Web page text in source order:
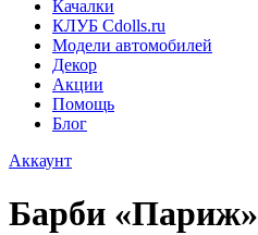
Качалки
КЛУБ Cdolls.ru
Модели автомобилей
Декор
Акции
Помощь
Блог
Аккаунт
Барби «Париж»